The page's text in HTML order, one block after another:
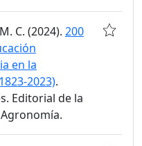
C. (2024). 200
en la
2023).
Editorial de la